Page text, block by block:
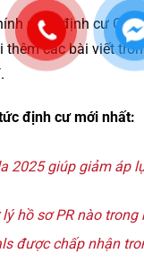
sách định cư
thêm các bài viết
.
định cư mới nhất:
2025 giúp giảm áp
hồ sơ PR nào trong
được chấp nhận